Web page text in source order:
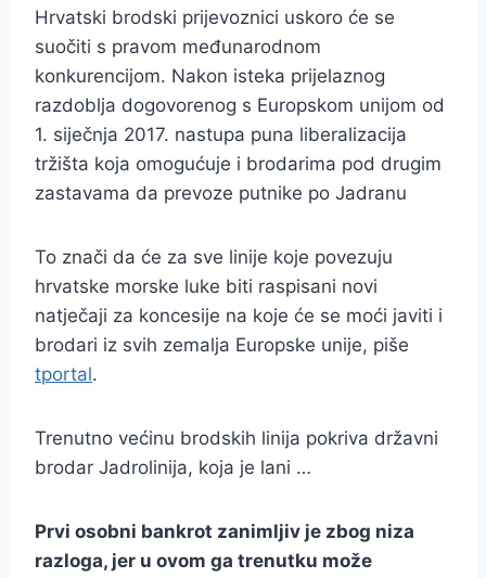
Hrvatski brodski prijevoznici uskoro će se
suočiti s pravom međunarodnom
konkurencijom. Nakon isteka prijelaznog
razdoblja dogovorenog s Europskom unijom od
1. siječnja 2017. nastupa puna liberalizacija
tržišta koja omogućuje i brodarima pod drugim
zastavama da prevoze putnike po Jadranu
To znači da će za sve linije koje povezuju
hrvatske morske luke biti raspisani novi
natječaji za koncesije na koje će se moći javiti i
brodari iz svih zemalja Europske unije, piše
tportal.
Trenutno većinu brodskih linija pokriva državni
brodar Jadrolinija, koja je lani …
Prvi osobni bankrot zanimljiv je zbog niza
razloga, jer u ovom ga trenutku može